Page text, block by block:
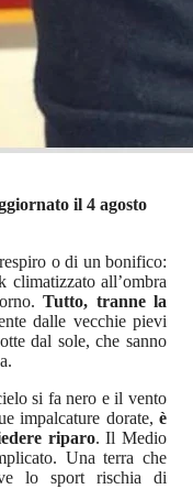
il 4 agosto
o di un bonifico:
climatizzato all’ombra
Tutto, tranne la
dalle vecchie pievi
dal sole, che sanno
si fa nero e il vento
impalcature dorate, è
riparo. Il Medio
Una terra che
lo sport rischia di